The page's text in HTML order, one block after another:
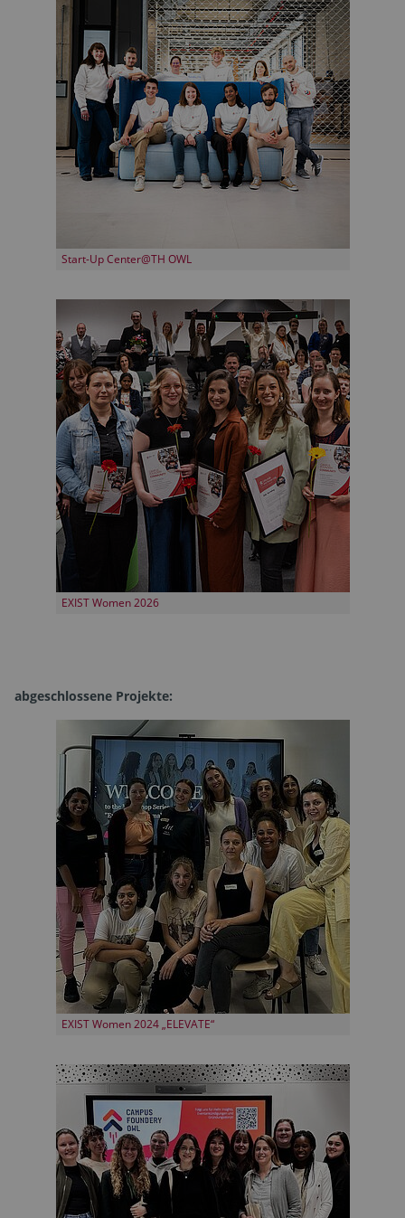
Start-Up Center@TH OWL
EXIST Women 2026
abgeschlossene Projekte:
EXIST Women 2024 „ELEVATE“